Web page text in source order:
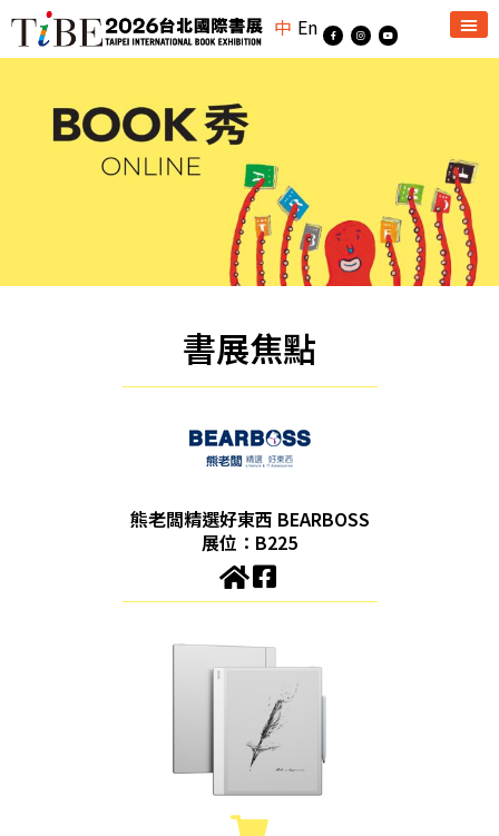
中 En
書展焦點
熊老闆精選好東西 BEARBOSS
展位：B225